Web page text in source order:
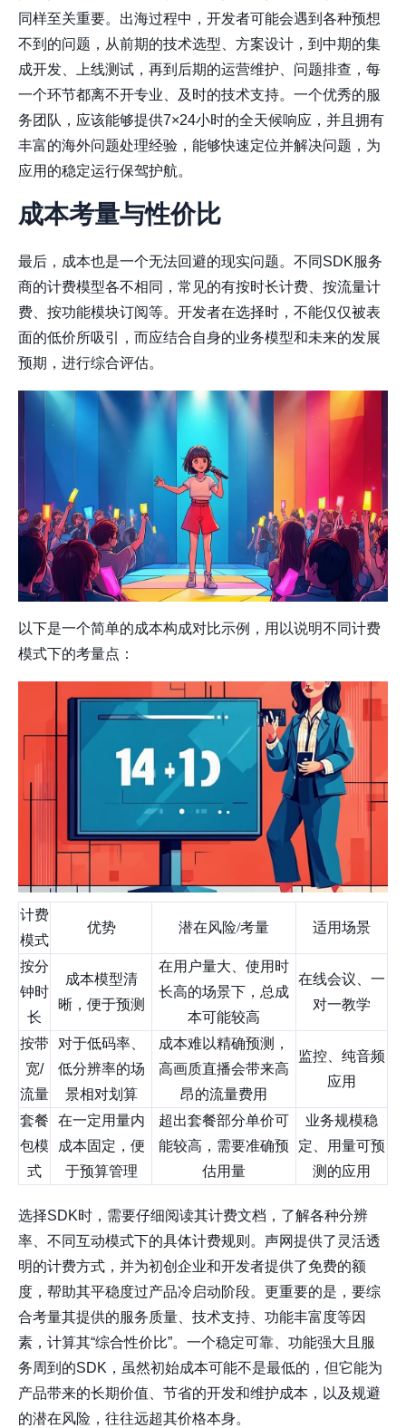
同样至关重要。出海过程中，开发者可能会遇到各种预想
不到的问题，从前期的技术选型、方案设计，到中期的集
成开发、上线测试，再到后期的运营维护、问题排查，每
一个环节都离不开专业、及时的技术支持。一个优秀的服
务团队，应该能够提供7×24小时的全天候响应，并且拥有
丰富的海外问题处理经验，能够快速定位并解决问题，为
应用的稳定运行保驾护航。
成本考量与性价比
最后，成本也是一个无法回避的现实问题。不同SDK服务
商的计费模型各不相同，常见的有按时长计费、按流量计
费、按功能模块订阅等。开发者在选择时，不能仅仅被表
面的低价所吸引，而应结合自身的业务模型和未来的发展
预期，进行综合评估。
以下是一个简单的成本构成对比示例，用以说明不同计费
模式下的考量点：
计费
模式
优势 潜在风险/考量 适用场景
按分
钟时
长
成本模型清
晰，便于预测
在用户量大、使用时
长高的场景下，总成
本可能较高
在线会议、一
对一教学
按带
宽/
流量
对于低码率、
低分辨率的场
景相对划算
成本难以精确预测，
高画质直播会带来高
昂的流量费用
监控、纯音频
应用
套餐
包模
式
在一定用量内
成本固定，便
于预算管理
超出套餐部分单价可
能较高，需要准确预
估用量
业务规模稳
定、用量可预
测的应用
选择SDK时，需要仔细阅读其计费文档，了解各种分辨
率、不同互动模式下的具体计费规则。声网提供了灵活透
明的计费方式，并为初创企业和开发者提供了免费的额
度，帮助其平稳度过产品冷启动阶段。更重要的是，要综
合考量其提供的服务质量、技术支持、功能丰富度等因
素，计算其“综合性价比”。一个稳定可靠、功能强大且服
务周到的SDK，虽然初始成本可能不是最低的，但它能为
产品带来的长期价值、节省的开发和维护成本，以及规避
的潜在风险，往往远超其价格本身。